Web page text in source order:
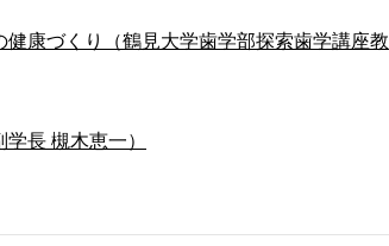
康づくり（鶴見大学歯学部探索歯学講座教
長 槻木恵一）